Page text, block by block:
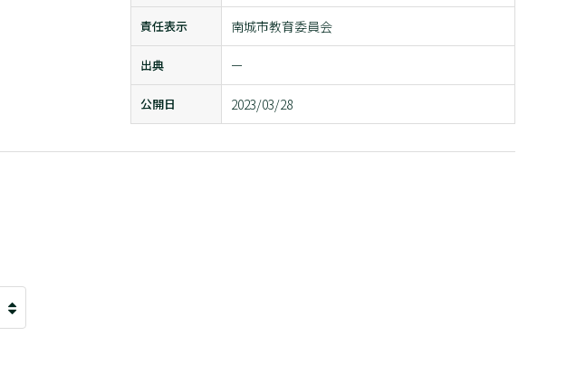
責任表示 南城市教育委員会
出典 ー
公開日 2023/03/28